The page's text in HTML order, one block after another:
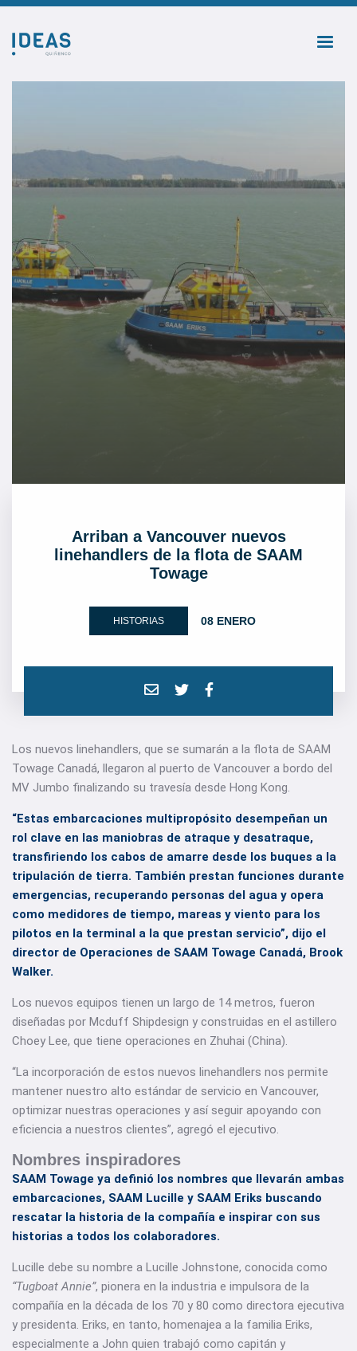
Arriban a Vancouver nuevos
linehandlers de la flota de SAAM
Towage
HISTORIAS 08 ENERO
Los nuevos linehandlers, que se sumarán a la flota de SAAM
Towage Canadá, llegaron al puerto de Vancouver a bordo del
MV Jumbo finalizando su travesía desde Hong Kong.
“Estas embarcaciones multipropósito desempeñan un
rol clave en las maniobras de atraque y desatraque,
transfiriendo los cabos de amarre desde los buques a la
tripulación de tierra. También prestan funciones durante
emergencias, recuperando personas del agua y opera
como medidores de tiempo, mareas y viento para los
pilotos en la terminal a la que prestan servicio”, dijo el
director de Operaciones de SAAM Towage Canadá, Brook
Walker.
Los nuevos equipos tienen un largo de 14 metros, fueron
diseñadas por Mcduff Shipdesign y construidas en el astillero
Choey Lee, que tiene operaciones en Zhuhai (China).
“La incorporación de estos nuevos linehandlers nos permite
mantener nuestro alto estándar de servicio en Vancouver,
optimizar nuestras operaciones y así seguir apoyando con
eficiencia a nuestros clientes”, agregó el ejecutivo.
Nombres inspiradores
SAAM Towage ya definió los nombres que llevarán ambas
embarcaciones, SAAM Lucille y SAAM Eriks buscando
rescatar la historia de la compañía e inspirar con sus
historias a todos los colaboradores.
Lucille debe su nombre a Lucille Johnstone, conocida como
“Tugboat Annie”, pionera en la industria e impulsora de la
compañía en la década de los 70 y 80 como directora ejecutiva
y presidenta. Eriks, en tanto, homenajea a la familia Eriks,
especialmente a John quien trabajó como capitán y